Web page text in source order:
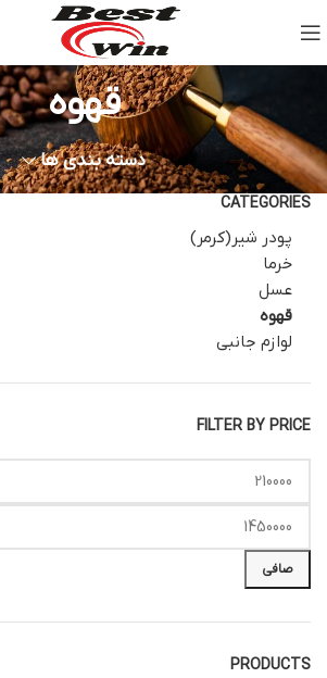
قهوه
دسته بندی ها
CATEGORIES
پودر شیر(کرمر)
خرما
عسل
قهوه
لوازم جانبی
FILTER BY PRICE
صافی
PRODUCTS